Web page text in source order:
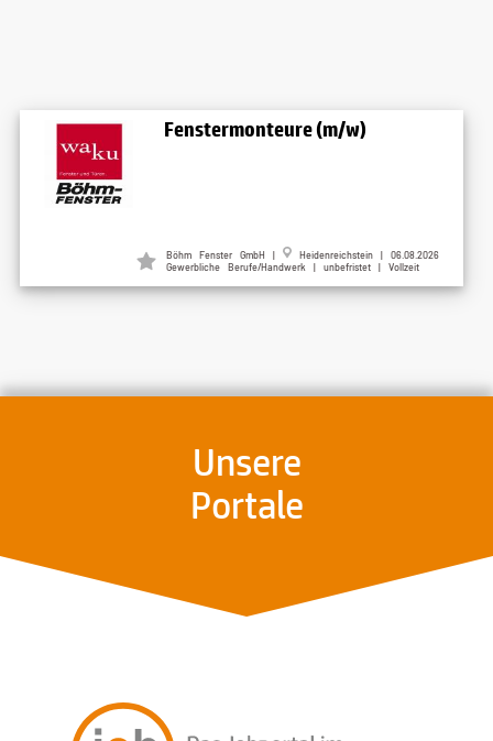
Fenstermonteure (m/w)
Böhm Fenster GmbH |
Heidenreichstein | 06.08.2026
Gewerbliche Berufe/Handwerk | unbefristet | Vollzeit
Unsere
Portale